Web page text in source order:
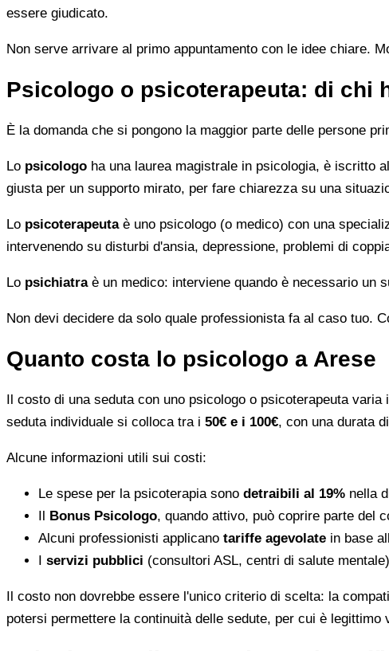
essere giudicato.
Non serve arrivare al primo appuntamento con le idee chiare.
Psicologo o psicoterapeuta: di chi
È la domanda che si pongono la maggior parte delle persone
Lo psicologo ha una laurea magistrale in psicologia, è iscritto
giusta per un supporto mirato, per fare chiarezza su una
Lo psicoterapeutaè uno psicologo (o medico) con una
intervenendo su disturbi d'ansia, depressione, problemi di
Lo psichiatraè un medico: interviene quando è necessario un
Non devi decidere da solo quale professionista fa al caso tuo.
Quanto costa lo psicologo a Arese
Il costo di una seduta con uno psicologo o psicoterapeuta
seduta individuale si colloca tra i 50€ e i 100€, con una durata
Alcune informazioni utili sui costi:
Le spese per la psicoterapia sono detraibili al 19% nella
Il Bonus Psicologo, quando attivo, può coprire parte del
Alcuni professionisti applicano tariffe agevolate in base
I servizi pubblici (consultori ASL, centri di salute
Il costo non dovrebbe essere l'unico criterio di scelta: la
potersi permettere la continuità delle sedute, per cui è legittimo